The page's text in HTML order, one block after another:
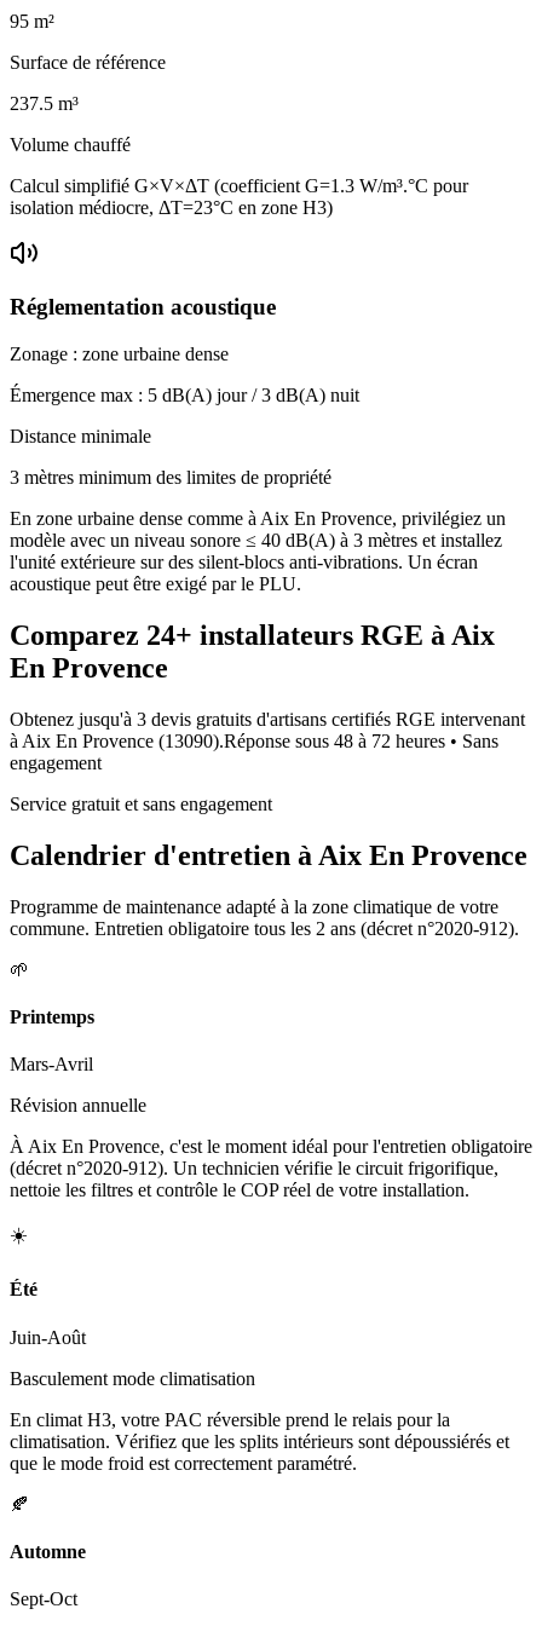
95 m²
Surface de référence
237.5 m³
Volume chauffé
Calcul simplifié G×V×ΔT (coefficient G=1.3 W/m³.°C pour
isolation médiocre, ΔT=23°C en zone H3)
Réglementation acoustique
Zonage : zone urbaine dense
Émergence max : 5 dB(A) jour /3 dB(A) nuit
Distance minimale
3 mètres minimum des limites de propriété
En zone urbaine dense comme à Aix En Provence, privilégiez un
modèle avec un niveau sonore ≤ 40 dB(A) à 3 mètres et installez
l'unité extérieure sur des silent-blocs anti-vibrations. Un écran
acoustique peut être exigé par le PLU.
Comparez 24+ installateurs RGE à Aix
En Provence
Obtenez jusqu'à 3 devis gratuits d'artisans certifiés RGE intervenant
à Aix En Provence (13090).Réponse sous 48 à 72 heures • Sans
engagement
Service gratuit et sans engagement
Calendrier d'entretien à Aix En Provence
Programme de maintenance adapté à la zone climatique de votre
commune. Entretien obligatoire tous les 2 ans (décret n°2020-912).
🌱
Printemps
Mars-Avril
Révision annuelle
À Aix En Provence, c'est le moment idéal pour l'entretien obligatoire
(décret n°2020-912). Un technicien vérifie le circuit frigorifique,
nettoie les filtres et contrôle le COP réel de votre installation.
☀️
Été
Juin-Août
Basculement mode climatisation
En climat H3, votre PAC réversible prend le relais pour la
climatisation. Vérifiez que les splits intérieurs sont dépoussiérés et
que le mode froid est correctement paramétré.
🍂
Automne
Sept-Oct